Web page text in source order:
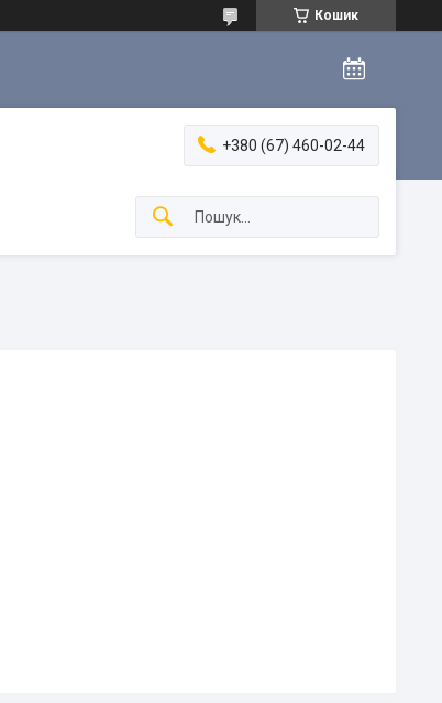
Кошик
+380 (67) 460-02-44